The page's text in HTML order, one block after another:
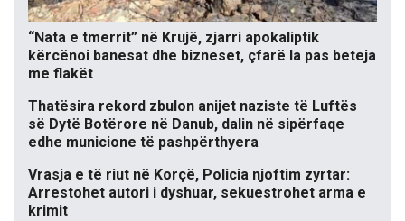
“Nata e tmerrit” në Krujë, zjarri apokaliptik
kërcënoi banesat dhe bizneset, çfarë la pas beteja
me flakët
Thatësira rekord zbulon anijet naziste të Luftës
së Dytë Botërore në Danub, dalin në sipërfaqe
edhe municione të pashpërthyera
Vrasja e të riut në Korçë, Policia njoftim zyrtar:
Arrestohet autori i dyshuar, sekuestrohet arma e
krimit